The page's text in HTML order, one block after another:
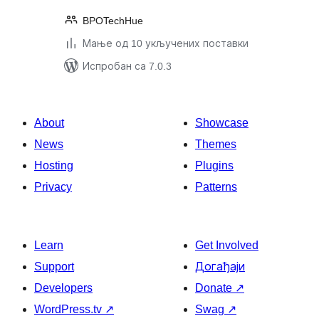
BPOTechHue
Мање од 10 укључених поставки
Испробан са 7.0.3
About
News
Hosting
Privacy
Showcase
Themes
Plugins
Patterns
Learn
Support
Developers
WordPress.tv ↗
Get Involved
Догађаји
Donate ↗
Swag ↗